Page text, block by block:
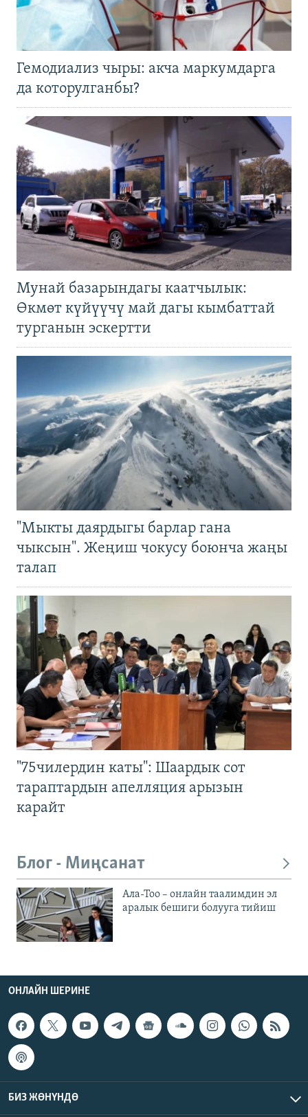
Гемодиализ чыры: акча маркумдарга
да которулганбы?
Мунай базарындагы каатчылык:
Өкмөт күйүүчү май дагы кымбаттай
турганын эскертти
"Мыкты даярдыгы барлар гана
чыксын". Жеңиш чокусу боюнча жаңы
талап
"75чилердин каты": Шаардык сот
тараптардын апелляция арызын
карайт
Блог - Миңсанат
Ала-Тоо – онлайн таалимдин эл
аралык бешиги болууга тийиш
ОНЛАЙН ШЕРИНЕ
БИЗ ЖӨНҮНДӨ